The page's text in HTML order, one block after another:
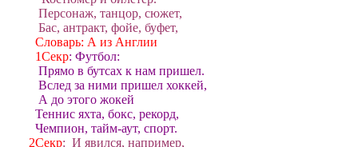
Персонаж, танцор, сюжет,
Бас, антракт, фойе, буфет,
Словарь: А из Англии
1Секр: Футбол:
Прямо в бутсах к нам пришел.
Вслед за ними пришел хоккей,
А до этого жокей
Теннис яхта, бокс, рекорд,
Чемпион, тайм-аут, спорт.
2Секр: И явился, например,